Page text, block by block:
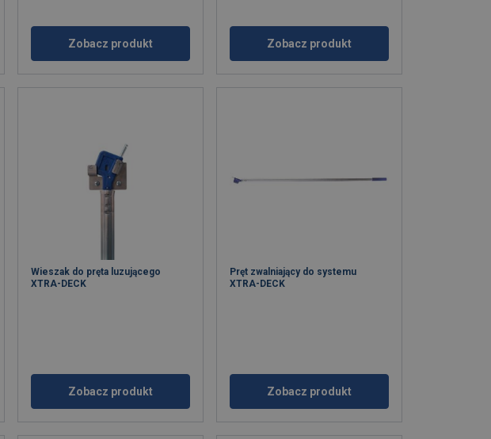
Zobacz produkt Zobacz produkt
Wieszak do pręta luzującego
XTRA-DECK
Zobacz produkt
Pręt zwalniający do systemu
XTRA-DECK
Zobacz produkt